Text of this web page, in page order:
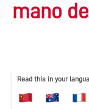
mano
Read this in your